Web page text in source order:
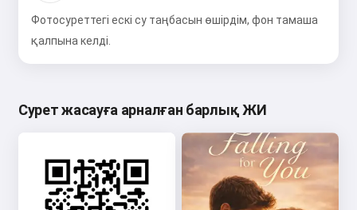
Фотосуреттегі ескі су таңбасын өшірдім, фон тамаша
қалпына келді.
Сурет жасауға арналған барлық ЖИ